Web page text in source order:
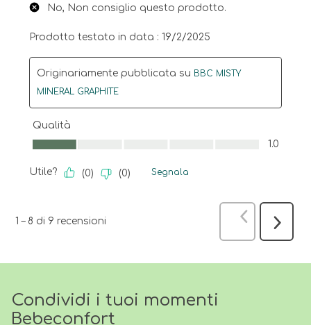
Condividi i tuoi momenti
Bebeconfort
No, Non consiglio questo prodotto.
Prodotto testato in data : 19/2/2025
Originariamente pubblicata su BBC MISTY
MINERAL GRAPHITE
Qualità
Qualità, 1.0 su 5
1.0
Utile? (0) (0) Segnala
1 – 8 di 9 recensioni Precedente